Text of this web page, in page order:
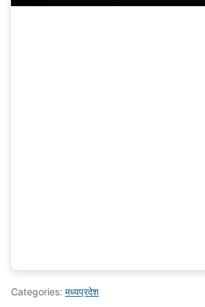
Categories: मध्यप्रदेश